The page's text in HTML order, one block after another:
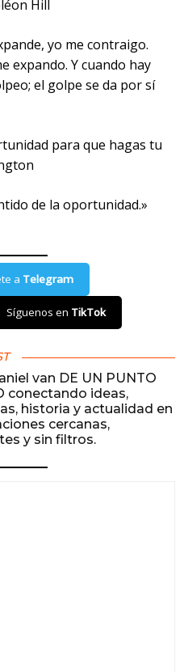
Hill
yo me contraigo.
expando. Y cuando hay
el golpe se da por sí
para que hagas tu
de la oportunidad.»
a Telegram
Síguenos en TikTok
van DE UN PUNTO
conectando ideas,
historia y actualidad en
cercanas,
y sin filtros.